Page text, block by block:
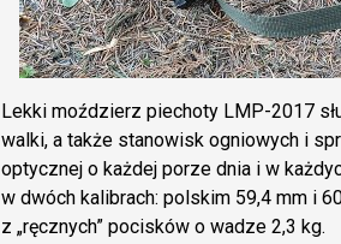
Lekki moździerz piechoty LMP-2017
walki, a także stanowisk ogniowych i
optycznej o każdej porze dnia i w
w dwóch kalibrach: polskim 59,4 mm i
z „ręcznych” pocisków o wadze 2,3 kg.